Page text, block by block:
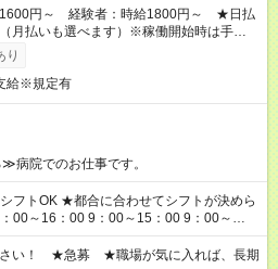
1600円～ 経験者：時給1800円～ ★日払
月払いも選べます）※稼働開始時は手続き
なります。
り
給※規定有
病院でのお仕事です。
てシフトが決めら
00～16：00 9：00～15：00 9：00～
合、他のお仕事と
業はご案内できません ※法令に基づき、
さい！ ★急募 ★職場が気に入れば、長期